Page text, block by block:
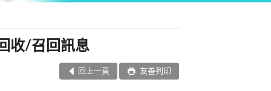
收/召回訊息
回上一頁 友善列印